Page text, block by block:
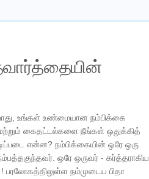
​​உங்கள் உண்மையான நம்பிக்கை
கைதட்டல்களை நீங்கள் ஒதுக்கித்
என்ன? நம்பிக்கையின் ஒரே ஒரு
ஒரே ஒருவர் - கர்த்தராகிய
நம்முடைய பிதா